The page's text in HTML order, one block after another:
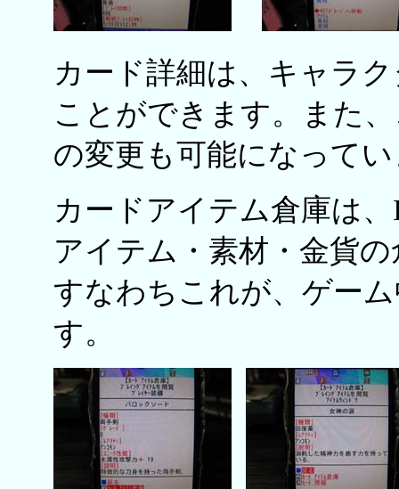
カード詳細は、キャラ
ことができます。また
の変更も可能になって
カードアイテム倉庫は
アイテム・素材・金貨
すなわちこれが、ゲー
す。